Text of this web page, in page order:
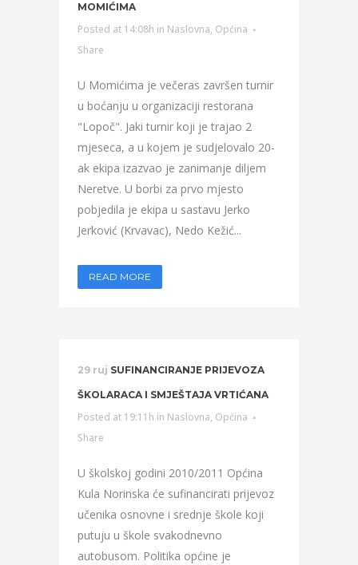
MOMIĆIMA
Posted at 14:08h in Naslovna, Općina
Share
U Momićima je večeras završen turnir
u boćanju u organizaciji restorana
"Lopoč". Jaki turnir koji je trajao 2
mjeseca, a u kojem je sudjelovalo 20-
ak ekipa izazvao je zanimanje diljem
Neretve. U borbi za prvo mjesto
pobjedila je ekipa u sastavu Jerko
Jerković (Krvavac), Nedo Kežić...
READ MORE
29 ruj SUFINANCIRANJE PRIJEVOZA
ŠKOLARACA I SMJEŠTAJA VRTIĆANA
Posted at 19:11h in Naslovna, Općina
Share
U školskoj godini 2010/2011 Općina
Kula Norinska će sufinancirati prijevoz
učenika osnovne i srednje škole koji
putuju u škole svakodnevno
autobusom. Politika općine je